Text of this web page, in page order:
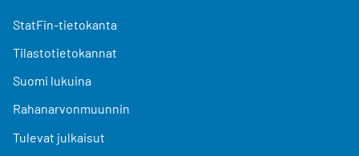
StatFin-tietokanta
Tilastotietokannat
Suomi lukuina
Rahanarvonmuunnin
Tulevat julkaisut